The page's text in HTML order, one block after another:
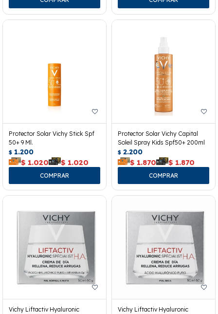
Protector Solar Vichy Stick Spf
50+ 9 Ml.
$ 1.200
$ 1.020 $ 1.020
Protector Solar Vichy Capital
Soleil Spray Kids Spf50+ 200ml
$ 2.200
$ 1.870 $ 1.870
Vichy Liftactiv Hyaluronic
Vichy Liftactiv Hyaluronic